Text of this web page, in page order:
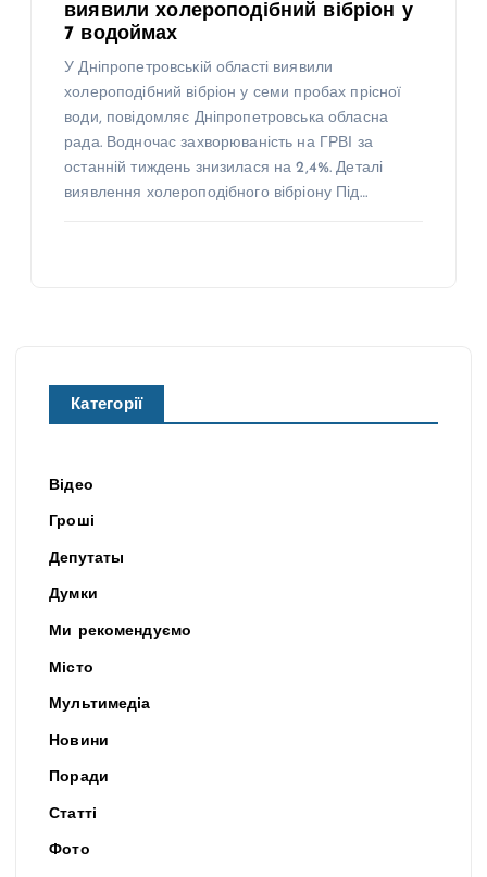
виявили холероподібний вібріон у
7 водоймах
У Дніпропетровській області виявили
холероподібний вібріон у семи пробах прісної
води, повідомляє Дніпропетровська обласна
рада. Водночас захворюваність на ГРВІ за
останній тиждень знизилася на 2,4%. Деталі
виявлення холероподібного вібріону Під…
Категорії
Відео
Гроші
Депутаты
Думки
Ми рекомендуємо
Місто
Мультимедіа
Новини
Поради
Статті
Фото